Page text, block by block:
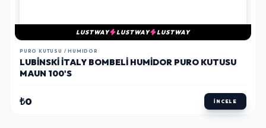
LUSTWAY LUSTWAY LUSTWAY
PURO KUTUSU / HUMIDOR
LUBINSKI İTALY BOMBELI HUMIDOR PURO KUTUSU
MAUN 100'S
₺0 İNCELE